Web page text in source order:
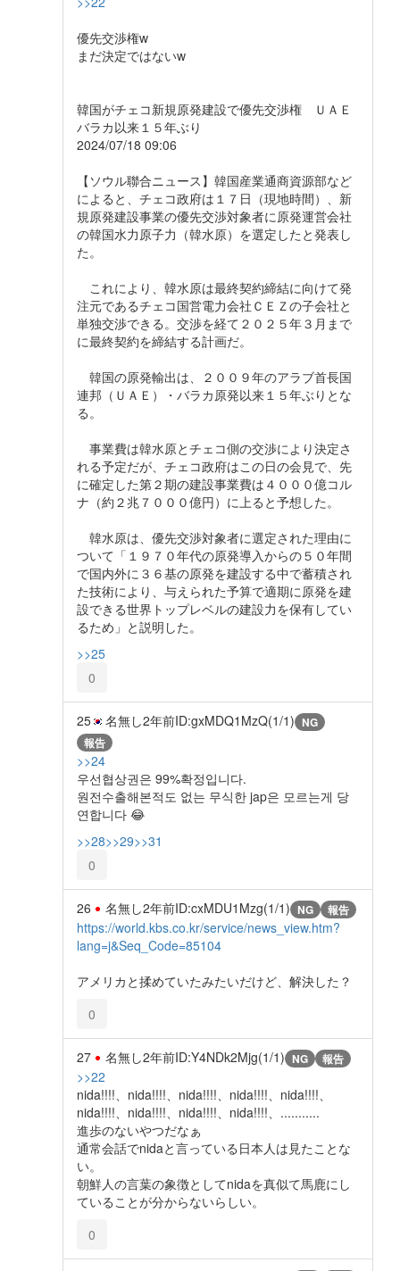
優先交渉権w
まだ決定ではないw
韓国がチェコ新規原発建設で優先交渉権 ＵＡＥ
バラカ以来１５年ぶり
2024/07/18 09:06
【ソウル聯合ニュース】韓国産業通商資源部など
によると、チェコ政府は１７日（現地時間）、新
規原発建設事業の優先交渉対象者に原発運営会社
の韓国水力原子力（韓水原）を選定したと発表し
た。
これにより、韓水原は最終契約締結に向けて発
注元であるチェコ国営電力会社ＣＥＺの子会社と
単独交渉できる。交渉を経て２０２５年３月まで
に最終契約を締結する計画だ。
韓国の原発輸出は、２００９年のアラブ首長国
連邦（ＵＡＥ）・バラカ原発以来１５年ぶりとな
る。
事業費は韓水原とチェコ側の交渉により決定さ
れる予定だが、チェコ政府はこの日の会見で、先
に確定した第２期の建設事業費は４０００億コル
ナ（約２兆７０００億円）に上ると予想した。
韓水原は、優先交渉対象者に選定された理由に
ついて「１９７０年代の原発導入からの５０年間
で国内外に３６基の原発を建設する中で蓄積され
た技術により、与えられた予算で適期に原発を建
設できる世界トップレベルの建設力を保有してい
るため」と説明した。
>>25
0
25 名無し2年前ID:gxMDQ1MzQ(1/1) NG
報告
>>24
우선협상권은 99%확정입니다.
원전수출해본적도 없는 무식한 jap은 모르는게 당
연합니다 😂
>>28>>29>>31
0
26 名無し2年前ID:cxMDU1Mzg(1/1) NG 報告
https://world.kbs.co.kr/service/news_view.htm?
lang=j&Seq_Code=85104
アメリカと揉めていたみたいだけど、解決した？
0
27 名無し2年前ID:Y4NDk2Mjg(1/1) NG 報告
>>22
nida!!!!、nida!!!!、nida!!!!、nida!!!!、nida!!!!、
nida!!!!、nida!!!!、nida!!!!、nida!!!!、...........
進歩のないやつだなぁ
通常会話でnidaと言っている日本人は見たことな
い。
朝鮮人の言葉の象徴としてnidaを真似て馬鹿にし
ていることが分からないらしい。
0